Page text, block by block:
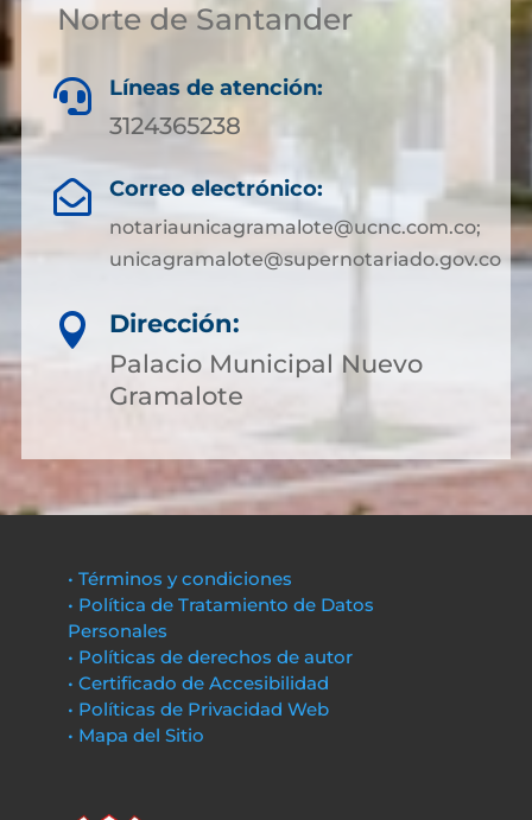
Norte de Santander
 Líneas de atención:
3124365238
 Correo electrónico:
notariaunicagramalote@ucnc.com.co;
unicagramalote@supernotariado.gov.co

Dirección:
Palacio Municipal Nuevo
Gramalote
• Términos y condiciones
• Política de Tratamiento de Datos
Personales
• Políticas de derechos de autor
• Certificado de Accesibilidad
• Políticas de Privacidad Web
• Mapa del Sitio